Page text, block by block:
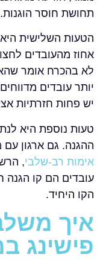
תחושת חוסר הוגנות.
לא בהכרח אומר
יותר עובדים
יש פחות חזרתיות
טעות נוספת היא
ההגנה. גם ארגון עם
אימות רב-שלבי,
עובדים הם קו הגנה
הקו היחיד.
איך
פישינג